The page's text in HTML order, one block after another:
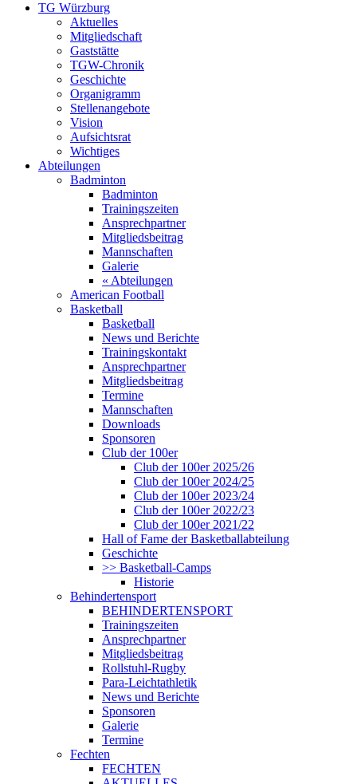
TG Würzburg
Aktuelles
Mitgliedschaft
Gaststätte
TGW-Chronik
Geschichte
Organigramm
Stellenangebote
Vision
Aufsichtsrat
Wichtiges
Abteilungen
Badminton
Badminton
Trainingszeiten
Ansprechpartner
Mitgliedsbeitrag
Mannschaften
Galerie
« Abteilungen
American Football
Basketball
Basketball
News und Berichte
Trainingskontakt
Ansprechpartner
Mitgliedsbeitrag
Termine
Mannschaften
Downloads
Sponsoren
Club der 100er
Club der 100er 2025/26
Club der 100er 2024/25
Club der 100er 2023/24
Club der 100er 2022/23
Club der 100er 2021/22
Hall of Fame der Basketballabteilung
Geschichte
>> Basketball-Camps
Historie
Behindertensport
BEHINDERTENSPORT
Trainingszeiten
Ansprechpartner
Mitgliedsbeitrag
Rollstuhl-Rugby
Para-Leichtathletik
News und Berichte
Sponsoren
Galerie
Termine
Fechten
FECHTEN